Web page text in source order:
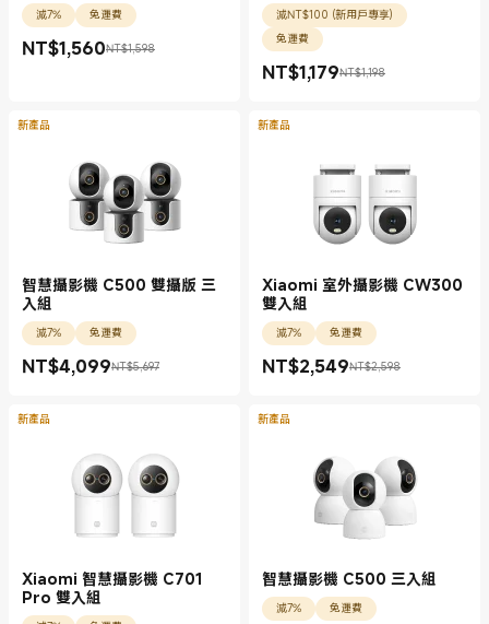
減7% 免運費
NT$1,560
現價 NT$1560.00NT$1,598
銷售價格 NT$1,598
減NT$100 (新用戶專享)
免運費
NT$1,179
現價 NT$1179.00NT$1,198
銷售價格 NT$1,198
新產品
智慧攝影機 C500 雙攝版 三
入組
減7% 免運費
NT$4,099
現價 NT$4099.00NT$5,697
銷售價格 NT$5,697
新產品
Xiaomi 室外攝影機 CW300
雙入組
減7% 免運費
NT$2,549
現價 NT$2549.00NT$2,598
銷售價格 NT$2,598
新產品
Xiaomi 智慧攝影機 C701
Pro 雙入組
新產品
智慧攝影機 C500 三入組
減7% 免運費